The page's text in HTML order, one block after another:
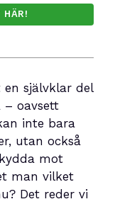
HÄR!
självklar del
oavsett
inte bara
utan också
mot
man vilket
Det reder vi